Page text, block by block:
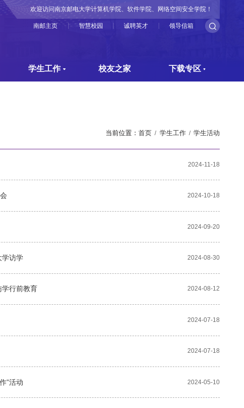
欢迎访问南京邮电大学计算机学院、软件学院、网络空间安全学院！
南邮主页 智慧校园 诚聘英才 领导信箱
学生工作 校友之家 下载专区
当前位置：首页 学生工作 学生活动
2024-11-18
2024-10-18
2024-09-20
学访学 2024-08-30
行前教育 2024-08-12
2024-07-18
2024-07-18
”活动 2024-05-10